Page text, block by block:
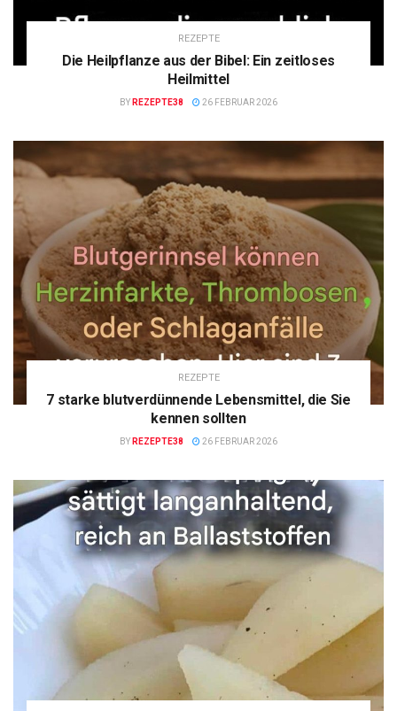
REZEPTE
Die Heilpflanze aus der Bibel: Ein zeitloses
Heilmittel
BY REZEPTE38 26 FEBRUAR 2026
REZEPTE
7 starke blutverdünnende Lebensmittel, die Sie
kennen sollten
BY REZEPTE38 26 FEBRUAR 2026